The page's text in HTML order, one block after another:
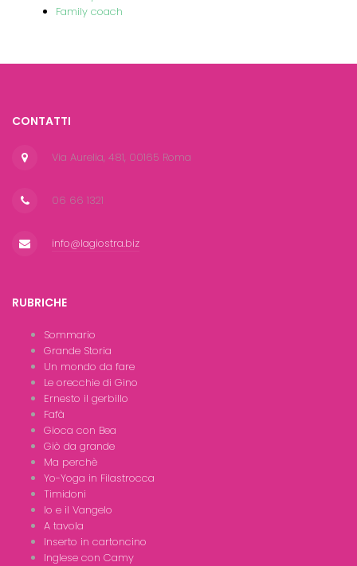
Family coach
CONTATTI
Via Aurelia, 481, 00165 Roma
06 66 1321
info@lagiostra.biz
RUBRICHE
Sommario
Grande Storia
Un mondo da fare
Le orecchie di Gino
Ernesto il gerbillo
Fafà
Gioca con Bea
Giò da grande
Ma perchè
Yo-Yoga in Filastrocca
Timidoni
Io e il Vangelo
A tavola
Inserto in cartoncino
Inglese con Camy